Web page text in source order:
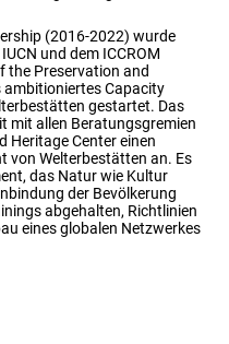
(2016-2022) wurde
und dem ICCROM
the Preservation and
Capacity
gestartet. Das
mit allen Beratungsgremien
Heritage Center einen
von Welterbestätten an. Es
das Natur wie Kultur
der Bevölkerung
abgehalten, Richtlinien
eines globalen Netzwerkes